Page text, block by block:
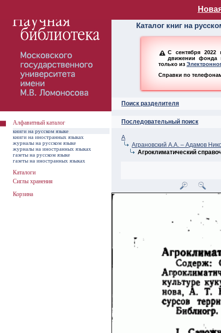
Алфавитный
Каталог книг на
С сентября 2022
движении фонда
только из
Справки по
Поиск разделителя
Последовательный поиск
А
Аграновский А.А. – Адамов
Агроклиматический
Алфавитный каталог
книги на русском языке
книги на иностранных языках
журналы на русском языке
журналы на иностранных языках
газеты на русском языке
газеты на иностранных языках
Каталоги
Сиглы хранения
Корзина